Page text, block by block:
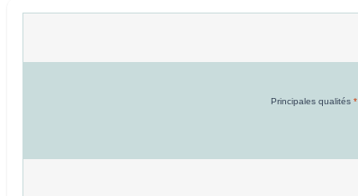
Principales qualités *